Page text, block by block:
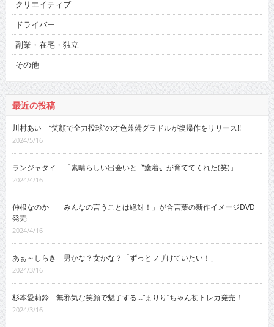
クリエイティブ
ドライバー
副業・在宅・独立
その他
最近の投稿
川村あい “笑顔で全力投球”の才色兼備グラドルが復帰作をリリース!!
2024/5/16
ランジャタイ 「素晴らしい出会いと〝癒着〟が育ててくれた(笑)」
2024/4/16
仲根なのか 「みんなの言うことは絶対！」が合言葉の新作イメージDVD
発売
2024/4/16
あぁ～しらき 男かな？女かな？「ずっとフザけていたい！」
2024/3/16
杉本愛莉鈴 無邪気な笑顔で魅了する…“まりり”ちゃん初トレカ発売！
2024/3/16